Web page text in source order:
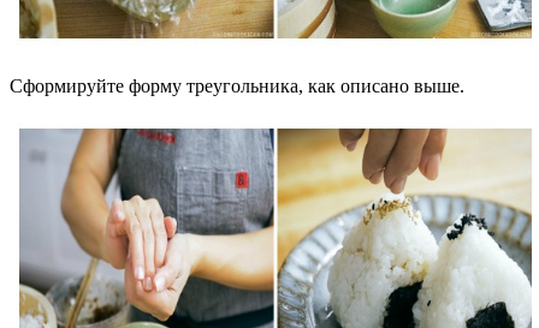
Сформируйте форму треугольника, как описано выше.